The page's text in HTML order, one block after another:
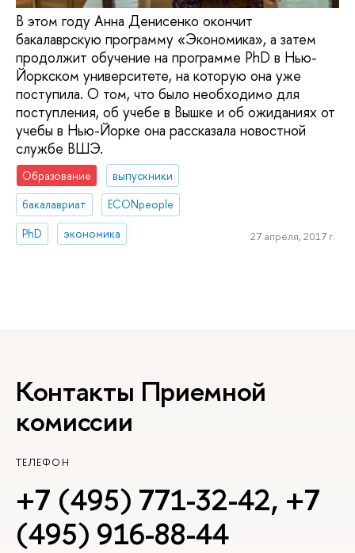
В этом году Анна Денисенко окончит
бакалаврскую программу «Экономика», а затем
продолжит обучение на программе PhD в Нью-
Йоркском университете, на которую она уже
поступила. О том, что было необходимо для
поступления, об учебе в Вышке и об ожиданиях от
учебы в Нью-Йорке она рассказала новостной
службе ВШЭ.
Образование
выпускники
бакалавриат
ECONpeople
PhD
экономика 27 апреля, 2017 г.
Контакты Приемной
комиссии
ТЕЛЕФОН
+7 (495) 771-32-42, +7
(495) 916-88-44